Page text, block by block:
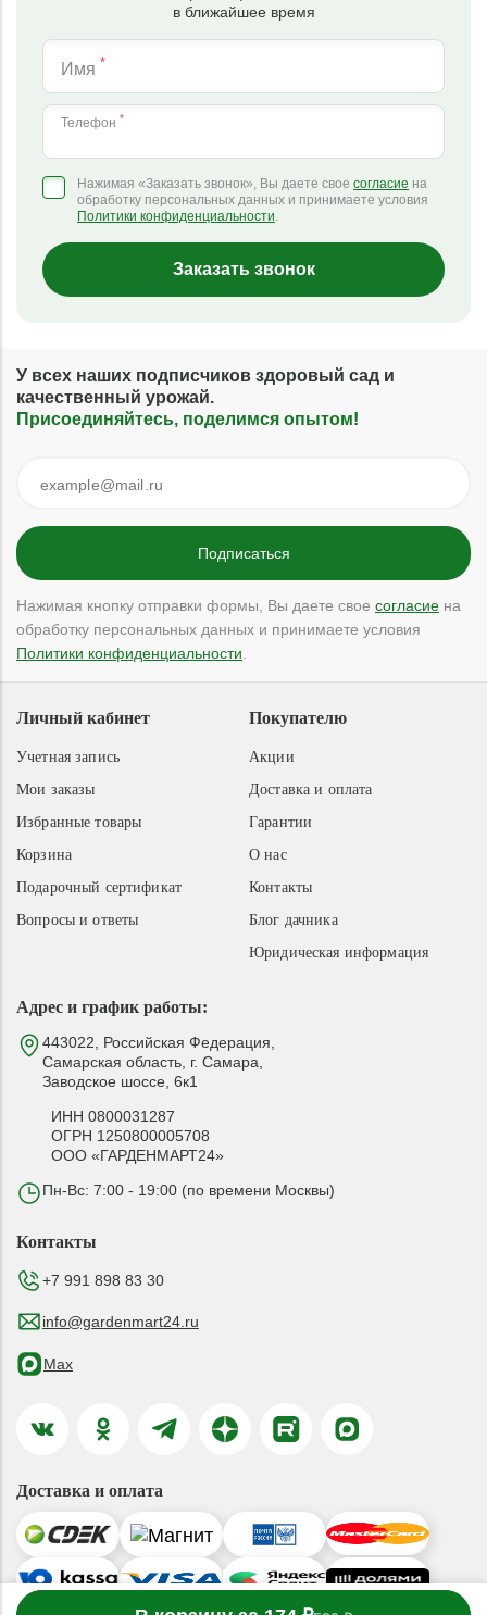
в ближайшее время
Имя *
Телефон *
Нажимая «Заказать звонок», Вы даете свое согласие на
обработку персональных данных и принимаете условия
Политики конфиденциальности.
Заказать звонок
У всех наших подписчиков здоровый сад и
качественный урожай.
Присоединяйтесь, поделимся опытом!
Нажимая кнопку отправки формы, Вы даете свое согласие на
обработку персональных данных и принимаете условия
Политики конфиденциальности
Адрес и график работы:
443022, Российская Федерация,
Самарская область, г. Самара,
Заводское шоссе, 6к1
ИНН 0800031287
ОГРН 1250800005708
ООО «ГАРДЕНМАРТ24»
Пн-Вс: 7:00 - 19:00 (по времени Москвы)
Покупателю
Акции
Доставка и оплата
Гарантии
О нас
Контакты
Блог дачника
Юридическая информация
Личный кабинет
Учетная запись
Мои заказы
Избранные товары
Корзина
Подарочный сертификат
Вопросы и ответы
Контакты
+7 991 898 83 30
info@gardenmart24.ru
Max
Доставка и оплата